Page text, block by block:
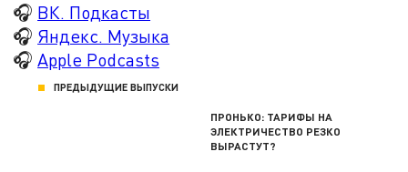
🎧 ВК. Подкасты
🎧 Яндекс. Музыка
🎧 Apple Podcasts
ПРЕДЫДУЩИЕ ВЫПУСКИ
ПРОНЬКО: ТАРИФЫ НА
ЭЛЕКТРИЧЕСТВО РЕЗКО
ВЫРАСТУТ?